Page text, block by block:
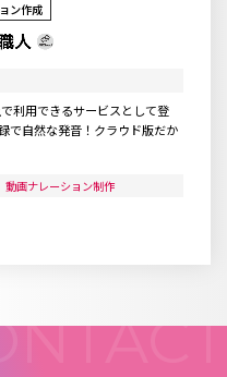
ン作成
利用できるサービスとして登
で自然な発音！クラウド版だか
動画ナレーション制作